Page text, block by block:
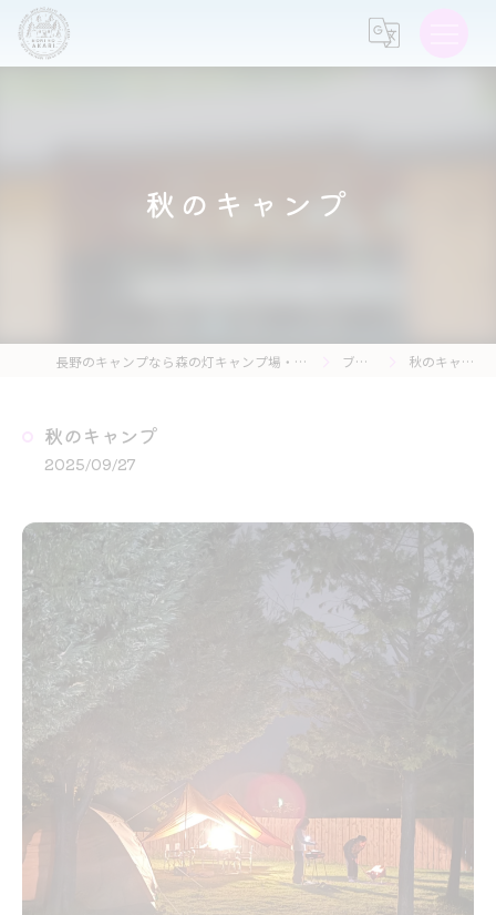
秋のキャンプ
長野のキャンプなら森の灯キャンプ場・茶亭 森の灯 ブログ 秋のキャンプ
秋のキャンプ
2025/09/27